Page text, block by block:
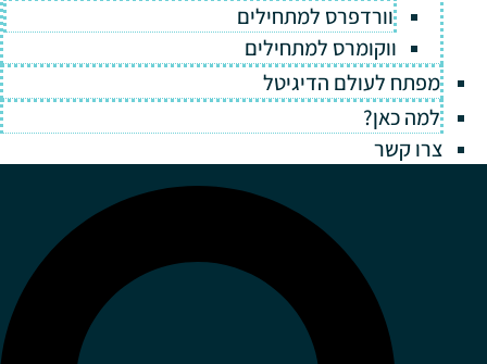
וורדפרס למתחילים
ווקומרס למתחילים
מפתח לעולם הדיגיטל
למה כאן?
צרו קשר